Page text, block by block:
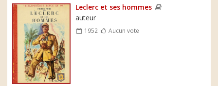
Leclerc et ses hommes
auteur
1952 Aucun vote